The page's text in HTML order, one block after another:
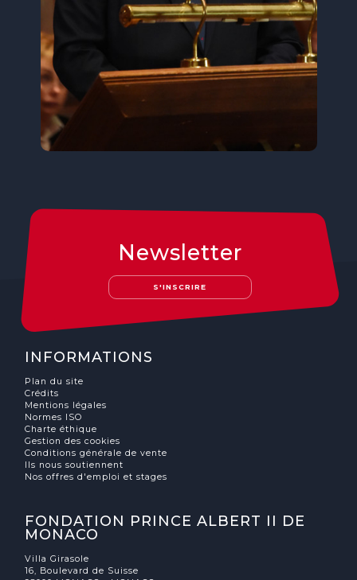
Newsletter
S'INSCRIRE
INFORMATIONS
Plan du site
Crédits
Mentions légales
Normes ISO
Charte éthique
Gestion des cookies
Conditions générale de vente
Ils nous soutiennent
Nos offres d'emploi et stages
FONDATION PRINCE ALBERT II DE
MONACO
Villa Girasole
16, Boulevard de Suisse